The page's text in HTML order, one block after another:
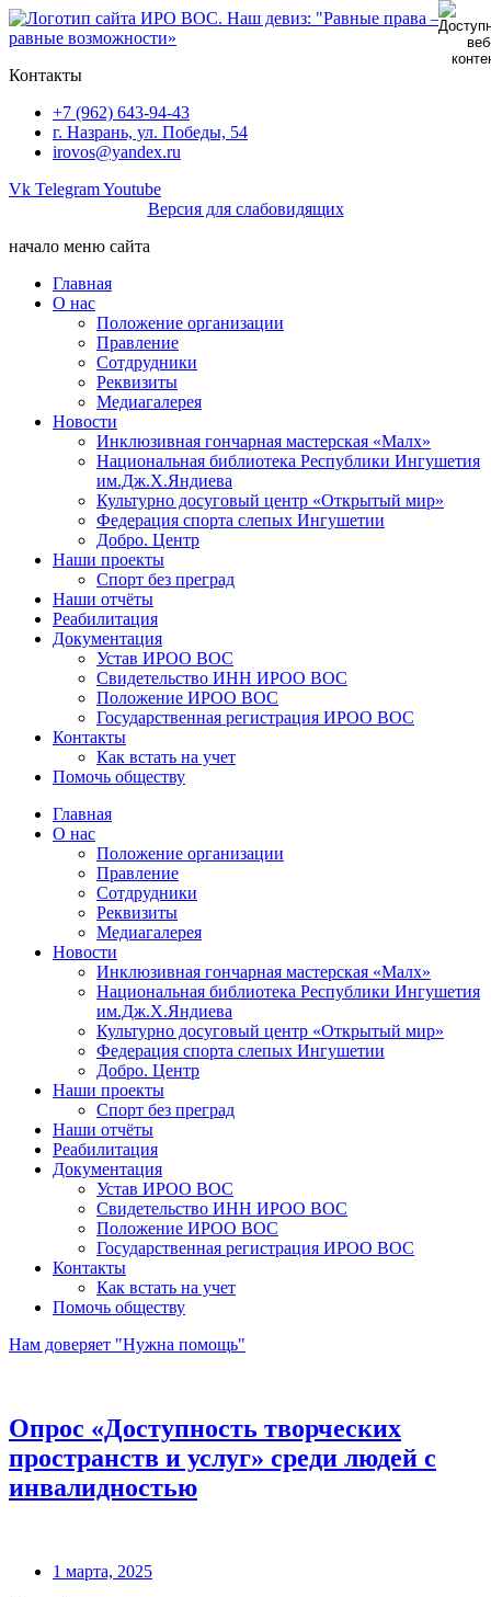
Перейти
к
Контакты
+7 (962) 643-94-43
г. Назрань, ул. Победы, 54
irovos@yandex.ru
Vk TelegramYoutube
Версия для слабовидящих
начало меню сайта
Главная
О нас
Положение организации
Правление
Сотдрудники
Реквизиты
Медиагалерея
Новости
Инклюзивная гончарная мастерская «Малх»
Национальная библиотека Республики Ингушетия
им.Дж.Х.Яндиева
Культурно досуговый центр «Открытый мир»
Федерация спорта слепых Ингушетии
Добро. Центр
Наши проекты
Спорт без преград
Наши отчёты
Реабилитация
Документация
Устав ИРОО ВОС
Свидетельство ИНН ИРОО ВОС
Положение ИРОО ВОС
Государственная регистрация ИРОО ВОС
Контакты
Как встать на учет
Помочь обществу
Главная
О нас
Положение организации
Правление
Сотдрудники
Реквизиты
Медиагалерея
Новости
Инклюзивная гончарная мастерская «Малх»
Национальная библиотека Республики Ингушетия
им.Дж.Х.Яндиева
Культурно досуговый центр «Открытый мир»
Федерация спорта слепых Ингушетии
Добро. Центр
Наши проекты
Спорт без преград
Наши отчёты
Реабилитация
Документация
Устав ИРОО ВОС
Свидетельство ИНН ИРОО ВОС
Положение ИРОО ВОС
Государственная регистрация ИРОО ВОС
Контакты
Как встать на учет
Помочь обществу
Нам доверяет "Нужна помощь"
Опрос «Доступность творческих
пространств и услуг» среди людей с
инвалидностью
1 марта, 2025